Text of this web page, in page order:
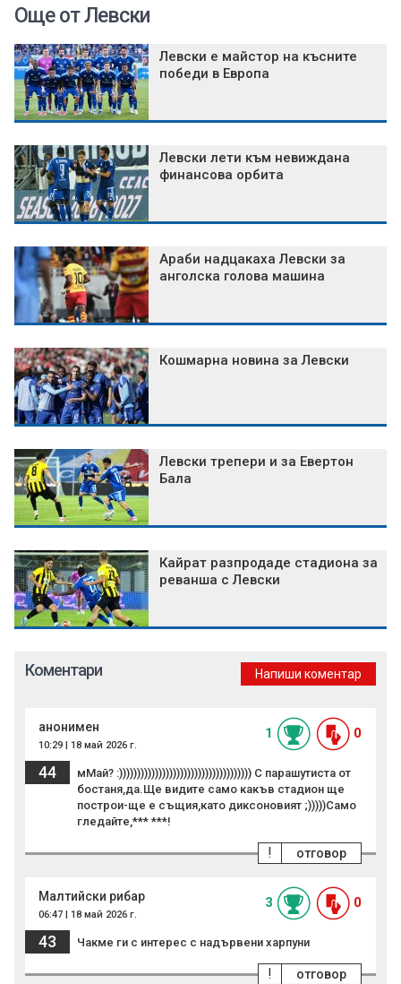
Още от Левски
Левски е майстор на късните
победи в Европа
Левски лети към невиждана
финансова орбита
Араби надцакаха Левски за
анголска голова машина
Кошмарна новина за Левски
Левски трепери и за Евертон
Бала
Кайрат разпродаде стадиона за
реванша с Левски
Коментари Напиши коментар
анонимен
10:29 | 18 май 2026 г.
1 0
44
мМай? :))))))))))))))))))))))))))))))))))))) С парашутиста от
бостаня,да.Ще видите само какъв стадион ще
построи-ще е същия,като диксоновият ;)))))Само
гледайте,*** ***!
отговор
!
Малтийски рибар
06:47 | 18 май 2026 г.
3 0
43 Чакме ги с интерес с надървени харпуни
отговор
!